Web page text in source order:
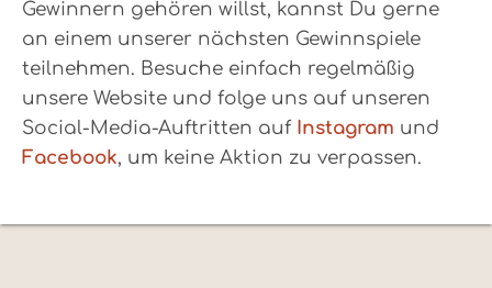
Gewinnern gehören willst, kannst Du gerne
an einem unserer nächsten Gewinnspiele
teilnehmen. Besuche einfach regelmäßig
unsere Website und folge uns auf unseren
Social-Media-Auftritten auf Instagram und
Facebook, um keine Aktion zu verpassen.